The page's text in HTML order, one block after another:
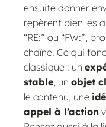
ensuite donner
repèrent bien les
“RE:” ou “FW:”,
chaîne. Ce qui
classique : un
stable, un objet
le contenu, une
appel à l’action